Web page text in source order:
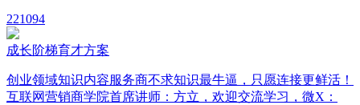
221094
成长阶梯育才方案
创业领域知识内容服务商不求知识最牛逼，只愿连接更鲜活！
互联网营销商学院首席讲师：方立，欢迎交流学习，微X：